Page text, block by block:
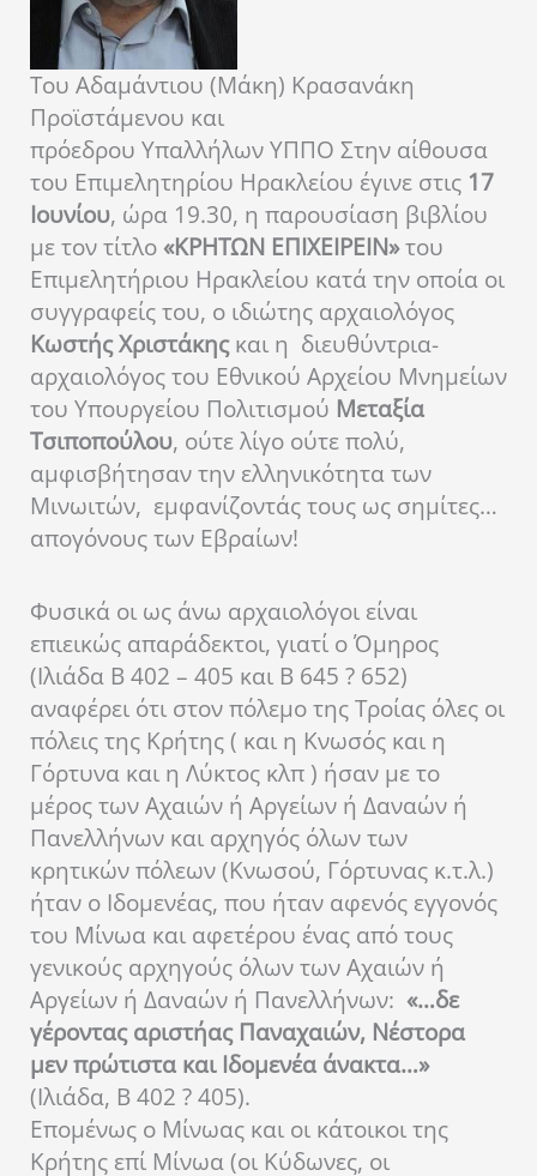
Του Αδαμάντιου (Μάκη) Κρασανάκη
Προϊστάμενου και
πρόεδρου Υπαλλήλων ΥΠΠΟ Στην αίθουσα
του Επιμελητηρίου Ηρακλείου έγινε στις 17
Ιουνίου, ώρα 19.30, η παρουσίαση βιβλίου
με τον τίτλο«ΚΡΗΤΩΝ ΕΠΙΧΕΙΡΕΙΝ»του
Επιμελητήριου Ηρακλείου κατά την οποία οι
συγγραφείς του, ο ιδιώτης αρχαιολόγος
Κωστής Χριστάκηςκαι η διευθύντρια-
αρχαιολόγος του Εθνικού Αρχείου Μνημείων
του Υπουργείου Πολιτισμού Μεταξία
Τσιποπούλου, ούτε λίγο ούτε πολύ,
αμφισβήτησαν την ελληνικότητα των
Μινωιτών, εμφανίζοντάς τους ως σημίτες…
απογόνους των Εβραίων!
Φυσικά οι ως άνω αρχαιολόγοι είναι
επιεικώς απαράδεκτοι, γιατί ο Όμηρος
(Ιλιάδα Β 402 – 405 και Β 645 ? 652)
αναφέρει ότι στον πόλεμο της Τροίας όλες οι
πόλεις της Κρήτης ( και η Κνωσός και η
Γόρτυνα και η Λύκτος κλπ ) ήσαν με το
μέρος των Αχαιών ή Αργείων ή Δαναών ή
Πανελλήνων και αρχηγός όλων των
κρητικών πόλεων (Κνωσού, Γόρτυνας κ.τ.λ.)
ήταν ο Ιδομενέας, που ήταν αφενός εγγονός
του Μίνωα και αφετέρου ένας από τους
γενικούς αρχηγούς όλων των Αχαιών ή
Αργείων ή Δαναών ή Πανελλήνων: «…δε
γέροντας αριστήας Παναχαιών, Νέστορα
μεν πρώτιστα και Ιδομενέα άνακτα…»
(Ιλιάδα, Β 402 ? 405).
Επομένως ο Μίνωας και οι κάτοικοι της
Κρήτης επί Μίνωα (οι Κύδωνες, οι